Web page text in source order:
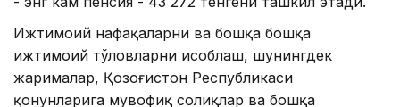
Ижтимоий нафақаларни ва бошқа бошқа
ижтимоий тўловларни ҳисоблаш, шунингдек
жарималар, Қозоғистон Республикаси
қонунларига мувофиқ солиқлар ва бошқа